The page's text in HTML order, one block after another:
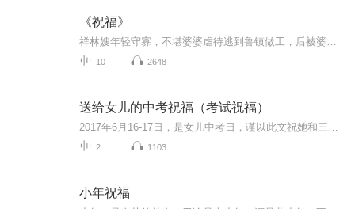
《祝福》
10 2648
送给女儿的中考祝福（考试祝福）
2 1103
小年祝福